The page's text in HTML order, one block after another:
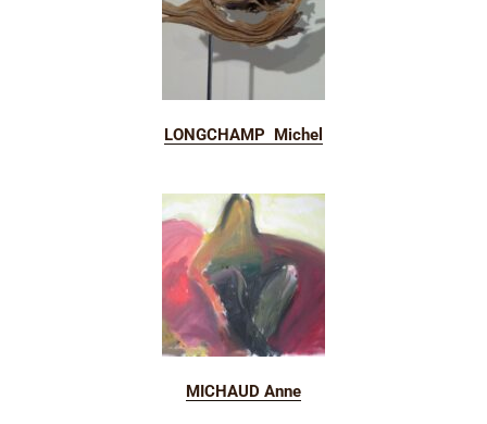
LONGCHAMP Michel
MICHAUD Anne